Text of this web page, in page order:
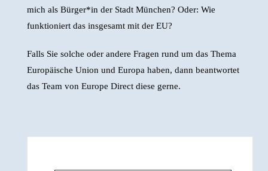
mich als Bürger*in der Stadt München? Oder: Wie
funktioniert das insgesamt mit der EU?
Falls Sie solche oder andere Fragen rund um das Thema
Europäische Union und Europa haben, dann beantwortet
das Team von Europe Direct diese gerne.